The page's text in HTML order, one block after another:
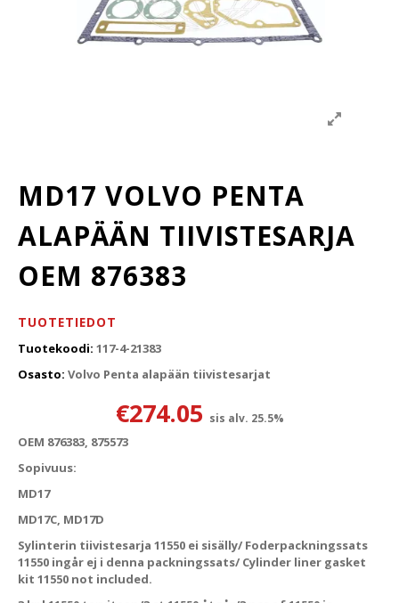
MD17 VOLVO PENTA
ALAPÄÄN TIIVISTESARJA
OEM 876383
TUOTETIEDOT
Tuotekoodi: 117-4-21383
Osasto: Volvo Penta alapään tiivistesarjat
€274.05 sis alv. 25.5%
OEM 876383, 875573
Sopivuus:
MD17
MD17C, MD17D
Sylinterin tiivistesarja 11550 ei sisälly/ Foderpackningssats
11550 ingår ej i denna packningssats/ Cylinder liner gasket
kit 11550 not included.